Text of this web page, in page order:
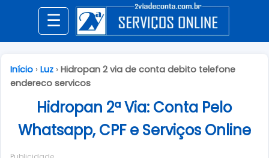
☰
Início ›Luz ›Hidropan 2 via de conta debito telefone
endereco servicos
Hidropan 2ª Via: Conta Pelo
Whatsapp, CPF e Serviços Online